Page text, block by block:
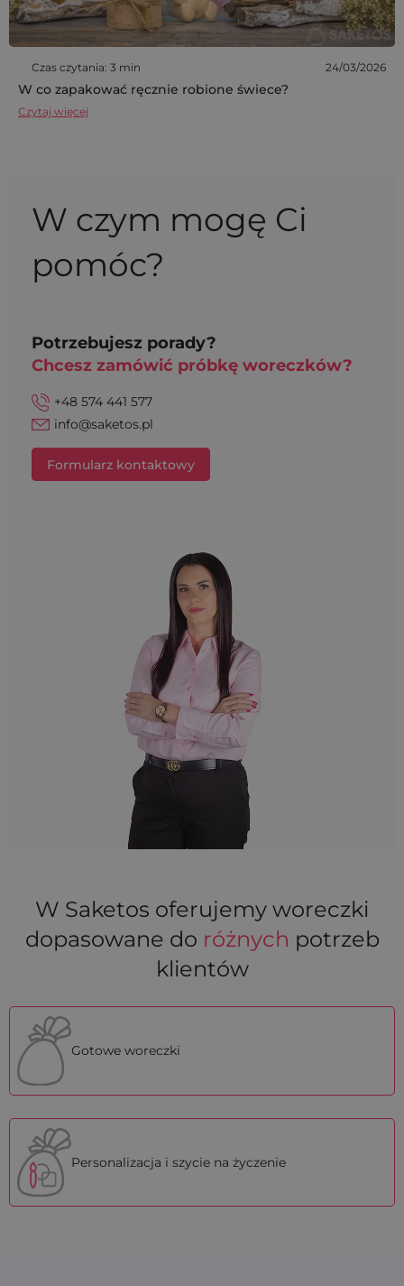
Czas czytania: 3 min 24/03/2026
W co zapakować ręcznie robione świece?
Czytaj więcej
W czym mogę Ci
pomóc?
Potrzebujesz porady?
Chcesz zamówić próbkę woreczków?
+48 574 441 577
info@saketos.pl
Formularz kontaktowy
W Saketos oferujemy woreczki
dopasowane do różnych potrzeb
klientów
Gotowe woreczki
Personalizacja i szycie na życzenie